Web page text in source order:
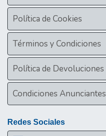
Política de Cookies
Términos y Condiciones
Política de Devoluciones
Condiciones Anunciantes
Redes Sociales